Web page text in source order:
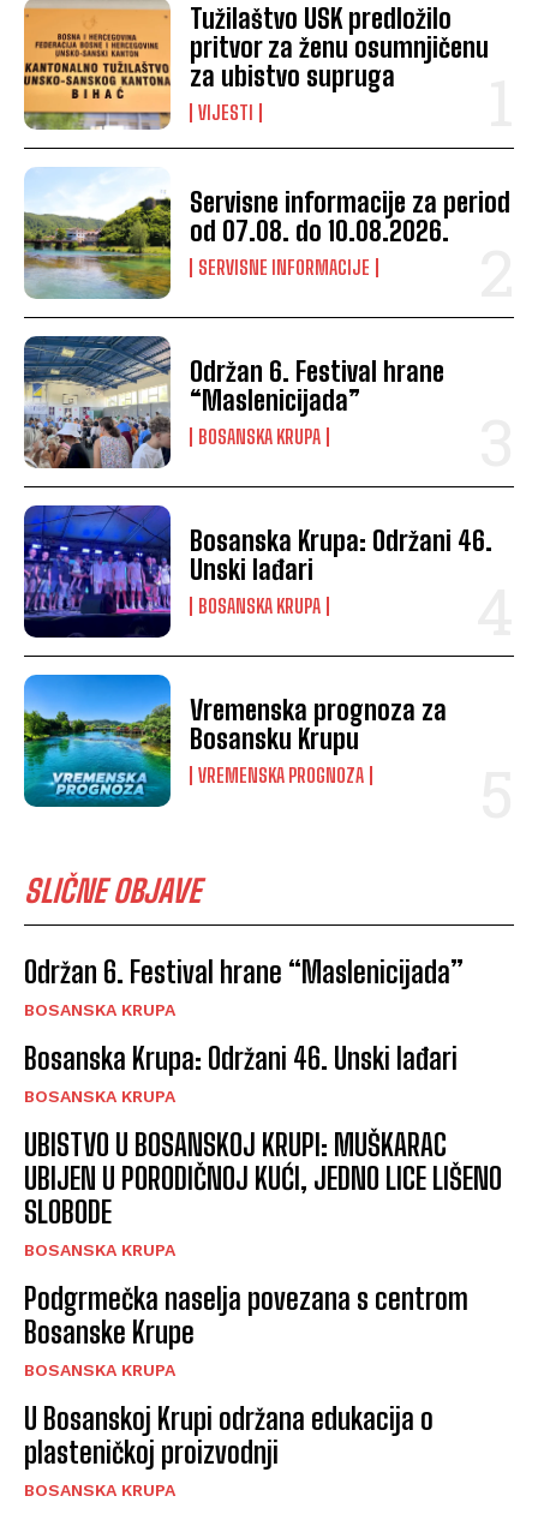
Tužilaštvo USK predložilo
pritvor za ženu osumnjičenu
za ubistvo supruga
VIJESTI
Servisne informacije za period
od 07.08. do 10.08.2026.
SERVISNE INFORMACIJE
Održan 6. Festival hrane
“Maslenicijada”
BOSANSKA KRUPA
Bosanska Krupa: Održani 46.
Unski lađari
BOSANSKA KRUPA
Vremenska prognoza za
Bosansku Krupu
VREMENSKA PROGNOZA
SLIČNE OBJAVE
Održan 6. Festival hrane “Maslenicijada”
BOSANSKA KRUPA
Bosanska Krupa: Održani 46. Unski lađari
BOSANSKA KRUPA
UBISTVO U BOSANSKOJ KRUPI: MUŠKARAC
UBIJEN U PORODIČNOJ KUĆI, JEDNO LICE LIŠENO
SLOBODE
BOSANSKA KRUPA
Podgrmečka naselja povezana s centrom
Bosanske Krupe
BOSANSKA KRUPA
U Bosanskoj Krupi održana edukacija o
plasteničkoj proizvodnji
BOSANSKA KRUPA